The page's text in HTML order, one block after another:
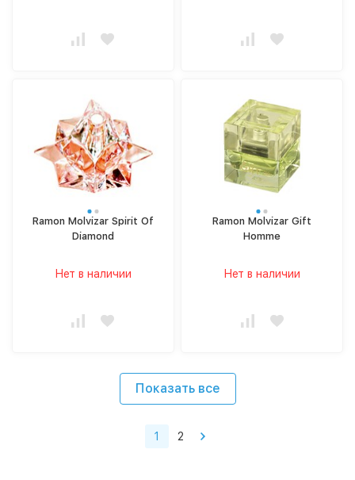
Ramon Molvizar Spirit Of
Diamond
Нет в наличии
Ramon Molvizar Gift
Homme
Нет в наличии
Показать все
1 2